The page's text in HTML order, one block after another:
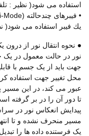
استفاده می شود( نظیر :
یك فیبر استفاده می شود(
● نحوه انتقال نور از درون
نور در حالت معمول در
جهت باید از یک جسم با
محل تغییر جهت استفاده
عبور می کند، در این
تا دور آن را در بر گرفته
پیدایش انعکاس نور در
مسیر منحرف نشده و تا
یک فرستنده داده ها را